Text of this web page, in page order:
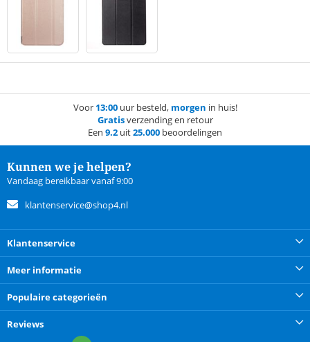
Voor 13:00uur besteld, morgen in huis!
Gratisverzending en retour
Een 9.2 uit25.000 beoordelingen
Kunnen we je helpen?
Vandaag bereikbaar vanaf 9:00
klantenservice@shop4.nl
Klantenservice
Meer informatie
Populaire categorieën
Reviews